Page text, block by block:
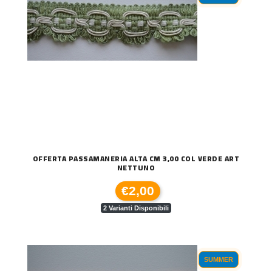
OFFERTA PASSAMANERIA ALTA CM 3,00 COL VERDE ART
NETTUNO
€2,00
2 Varianti Disponibili
SUMMER